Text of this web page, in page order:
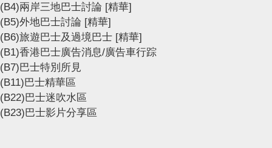
(B4)兩岸三地巴士討論 [精華]
(B5)外地巴士討論 [精華]
(B6)旅遊巴士及過境巴士 [精華]
(B1)香港巴士廣告消息/廣告車行踪
(B7)巴士特別所見
(B11)巴士精華區
(B22)巴士迷吹水區
(B23)巴士影片分享區